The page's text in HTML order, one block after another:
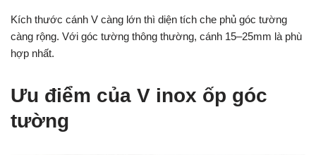
Kích thước cánh V càng lớn thì diện tích che phủ góc tường
càng rộng. Với góc tường thông thường, cánh 15–25mm là phù
hợp nhất.
Ưu điểm của V inox ốp góc
tường